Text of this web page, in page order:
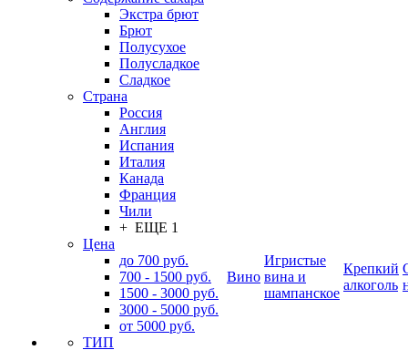
Экстра брют
Брют
Полусухое
Полусладкое
Сладкое
Страна
Россия
Англия
Испания
Италия
Канада
Франция
Чили
+ ЕЩЕ 1
Цена
до 700 руб.
700 - 1500 руб.
1500 - 3000 руб.
3000 - 5000 руб.
от 5000 руб.
ТИП
Вино
Игристые
вина и
шампанское
Крепкий
алкоголь